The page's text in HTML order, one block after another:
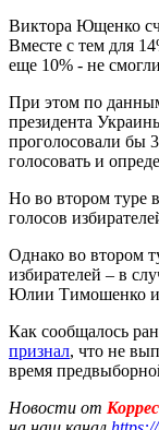
Виктора Ющенко
Вместе с тем для
еще 10% - не
При этом по
президента
проголосовали бы
голосовать и
Но во втором туре
голосов
Однако во втором
избирателей – в
Юлии Тимошенко
Как сообщалось
признал, что не
время
Новости от